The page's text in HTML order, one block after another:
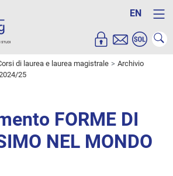
EN
di laurea e laurea magistrale
Archivio
25
FORME DI
NEL MONDO